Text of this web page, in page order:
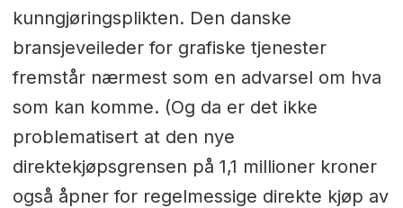
kunngjøringsplikten. Den danske
bransjeveileder for grafiske tjenester
fremstår nærmest som en advarsel om hva
som kan komme. (Og da er det ikke
problematisert at den nye
direktekjøpsgrensen på 1,1 millioner kroner
også åpner for regelmessige direkte kjøp av